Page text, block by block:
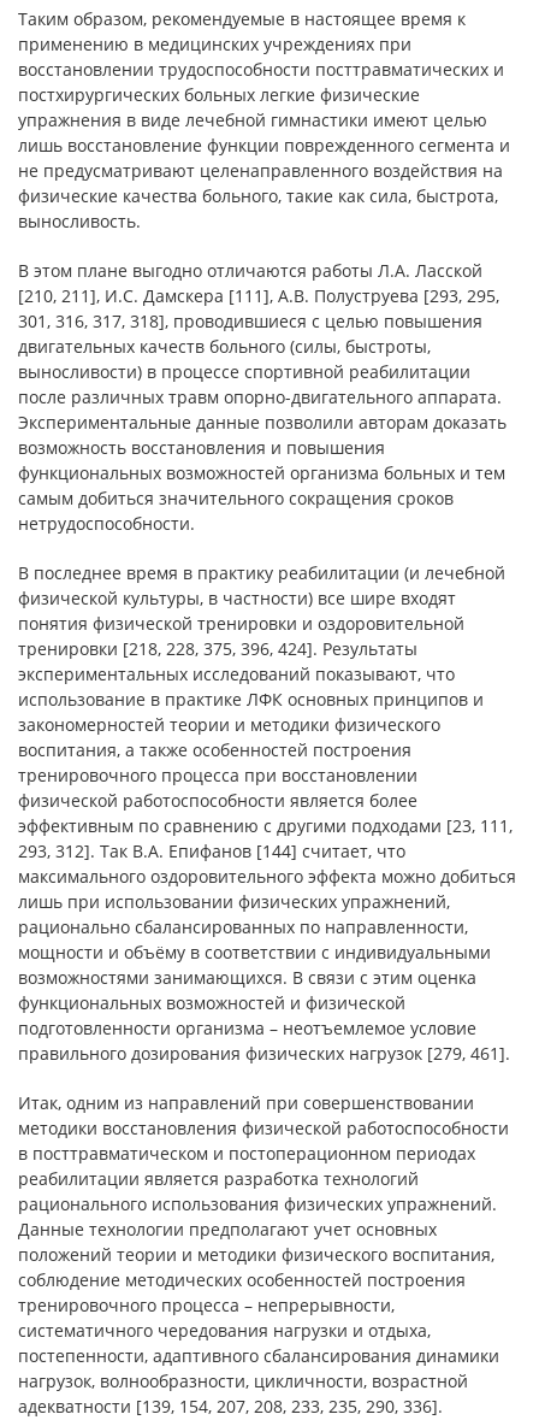
Таким образом, рекомендуемые в настоящее время к
применению в медицинских учреждениях при
восстановлении трудоспособности посттравматических и
постхирургических больных легкие физические
упражнения в виде лечебной гимнастики имеют целью
лишь восстановление функции поврежденного сегмента и
не предусматривают целенаправленного воздействия на
физические качества больного, такие как сила, быстрота,
выносливость.
В этом плане выгодно отличаются работы Л.А. Ласской
[210, 211], И.С. Дамскера [111], А.В. Полуструева [293, 295,
301, 316, 317, 318], проводившиеся с целью повышения
двигательных качеств больного (силы, быстроты,
выносливости) в процессе спортивной реабилитации
после различных травм опорно-двигательного аппарата.
Экспериментальные данные позволили авторам доказать
возможность восстановления и повышения
функциональных возможностей организма больных и тем
самым добиться значительного сокращения сроков
нетрудоспособности.
В последнее время в практику реабилитации (и лечебной
физической культуры, в частности) все шире входят
понятия физической тренировки и оздоровительной
тренировки [218, 228, 375, 396, 424]. Результаты
экспериментальных исследований показывают, что
использование в практике ЛФК основных принципов и
закономерностей теории и методики физического
воспитания, а также особенностей построения
тренировочного процесса при восстановлении
физической работоспособности является более
эффективным по сравнению с другими подходами [23, 111,
293, 312]. Так В.А. Епифанов [144] считает, что
максимального оздоровительного эффекта можно добиться
лишь при использовании физических упражнений,
рационально сбалансированных по направленности,
мощности и объёму в соответствии с индивидуальными
возможностями занимающихся. В связи с этим оценка
функциональных возможностей и физической
подготовленности организма – неотъемлемое условие
правильного дозирования физических нагрузок [279, 461].
Итак, одним из направлений при совершенствовании
методики восстановления физической работоспособности
в посттравматическом и постоперационном периодах
реабилитации является разработка технологий
рационального использования физических упражнений.
Данные технологии предполагают учет основных
положений теории и методики физического воспитания,
соблюдение методических особенностей построения
тренировочного процесса – непрерывности,
систематичного чередования нагрузки и отдыха,
постепенности, адаптивного сбалансирования динамики
нагрузок, волнообразности, цикличности, возрастной
адекватности [139, 154, 207, 208, 233, 235, 290, 336].